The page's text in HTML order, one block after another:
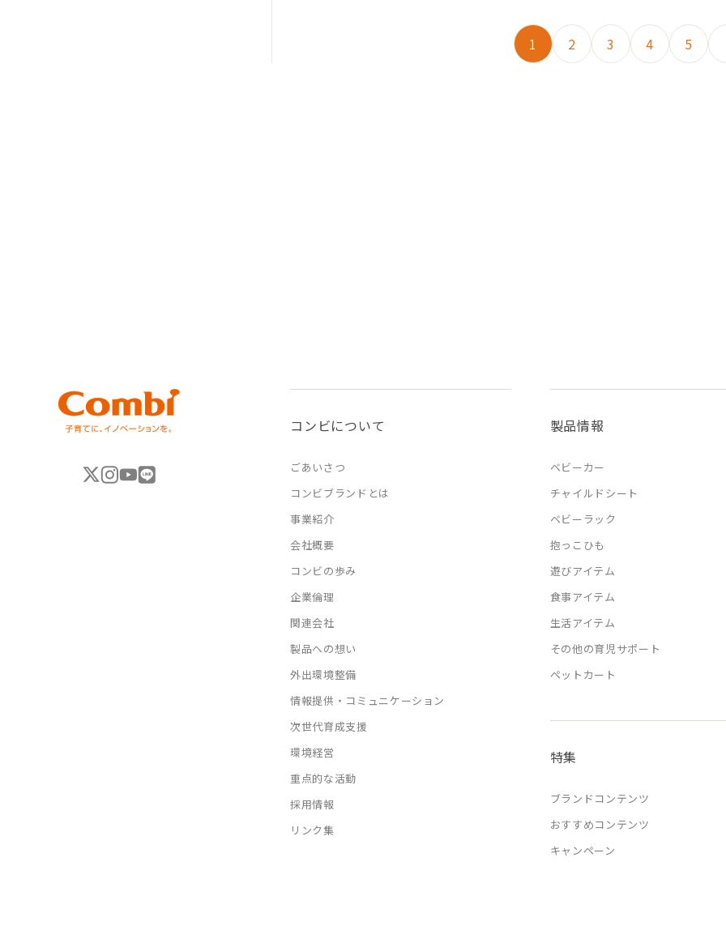
1 2 3 4 5
コンビについて
ごあいさつ
コンビブランドとは
事業紹介
会社概要
コンビの歩み
企業倫理
関連会社
製品への想い
外出環境整備
情報提供・コミュニケーション
次世代育成支援
環境経営
重点的な活動
採用情報
リンク集
製品情報
ベビーカー
チャイルドシート
ベビーラック
抱っこひも
遊びアイテム
食事アイテム
生活アイテム
その他の育児サポート
ペットカート
特集
ブランドコンテンツ
おすすめコンテンツ
キャンペーン